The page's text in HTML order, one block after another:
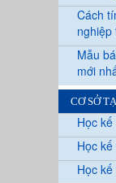
Cách
Mẫu
mới
CƠ SỞ
Học
Học
Học